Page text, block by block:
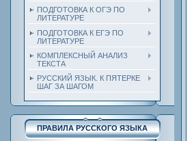
ПОДГОТОВКА К ОГЭ ПО
ЛИТЕРАТУРЕ
ПОДГОТОВКА К ЕГЭ ПО
ЛИТЕРАТУРЕ
КОМПЛЕКСНЫЙ АНАЛИЗ
ТЕКСТА
РУССКИЙ ЯЗЫК. К ПЯТЕРКЕ
ШАГ ЗА ШАГОМ
ПРАВИЛА РУССКОГО ЯЗЫКА